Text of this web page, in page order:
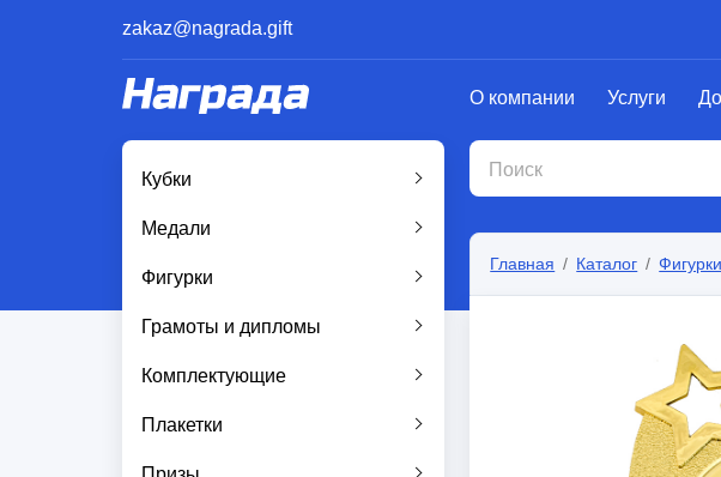
zakaz@nagrada.gift
О компании Услуги
Кубки
Медали
Фигурки
Грамоты и дипломы
Комплектующие
Плакетки
Главная Каталог Фигурки